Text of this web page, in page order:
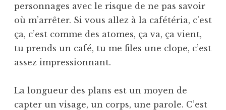
personnages avec le risque de ne pas savoir
où m’arrêter. Si vous allez à la cafétéria, c’est
ça, c’est comme des atomes, ça va, ça vient,
tu prends un café, tu me files une clope, c’est
assez impressionnant.
La longueur des plans est un moyen de
capter un visage, un corps, une parole. C’est